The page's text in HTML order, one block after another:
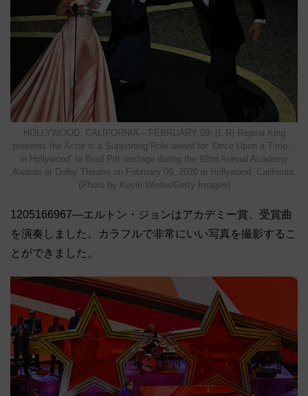
HOLLYWOOD, CALIFORNIA – FEBRUARY 09: (L-R) Regina King
presents the Actor in a Supporting Role award for ‘Once Upon a Time…
in Hollywood’ to Brad Pitt onstage during the 92nd Annual Academy
Awards at Dolby Theatre on February 09, 2020 in Hollywood, California.
(Photo by Kevin Winter/Getty Images)
1205166967―エルトン・ジョンはアカデミー賞、受賞曲
を演奏しました。カラフルで非常にいい写真を撮影するこ
とができました。